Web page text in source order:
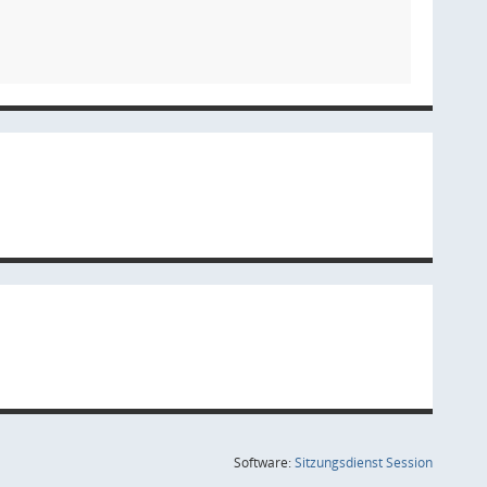
Software:SitzungsdienstSession(Wird in